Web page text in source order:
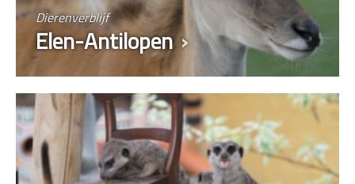
Dierenverblijf
Elen-Antilopen